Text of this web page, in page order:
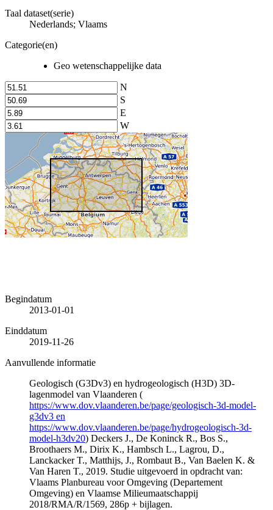
Taal dataset(serie)
Nederlands; Vlaams
Categorie(en)
Geo wetenschappelijke data
N
S
E
W
Begindatum
2013-01-01
Einddatum
2019-11-26
Aanvullende informatie
Geologisch (G3Dv3) en hydrogeologisch (H3D) 3D-
lagenmodel van Vlaanderen (
https://www.dov.vlaanderen.be/page/geologisch-3d-model-
g3dv3 en
https://www.dov.vlaanderen.be/page/hydrogeologisch-3d-
model-h3dv20) Deckers J., De Koninck R., Bos S.,
Broothaers M., Dirix K., Hambsch L., Lagrou, D.,
Lanckacker T., Matthijs, J., Rombaut B., Van Baelen K. &
Van Haren T., 2019. Studie uitgevoerd in opdracht van:
Vlaams Planbureau voor Omgeving (Departement
Omgeving) en Vlaamse Milieumaatschappij
2018/RMA/R/1569, 286p + bijlagen.